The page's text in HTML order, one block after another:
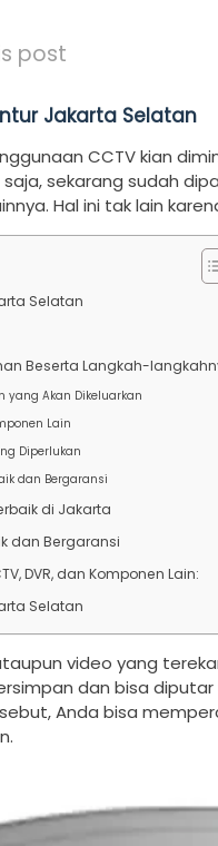
post
Jakarta Selatan
CCTV kian
sekarang sudah
Hal ini tak lain
Selatan
Beserta Langkah-
yang Akan Dikeluarkan
Lain
Diperlukan
dan Bergaransi
di Jakarta
dan Bergaransi
DVR, dan Komponen Lain:
Selatan
video yang
dan bisa
Anda bisa